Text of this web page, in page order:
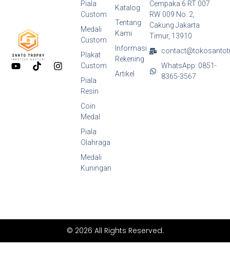
Y T
i
I
Katalog
Tentang
Kami
Informasi
Rekening
Artikel
Piala
Custom
Medali
Custom
Plakat
Custom
Piala
Resin
Coin
Medal
Piala
Olahraga
Medali
Kuningan
Cempaka 6 RT 007
RW 009 No. 2,
Cakung Jakarta
Timur, 13910
WhatsApp: 0851-
8365-3567
© 2026 All Rights Reserved.